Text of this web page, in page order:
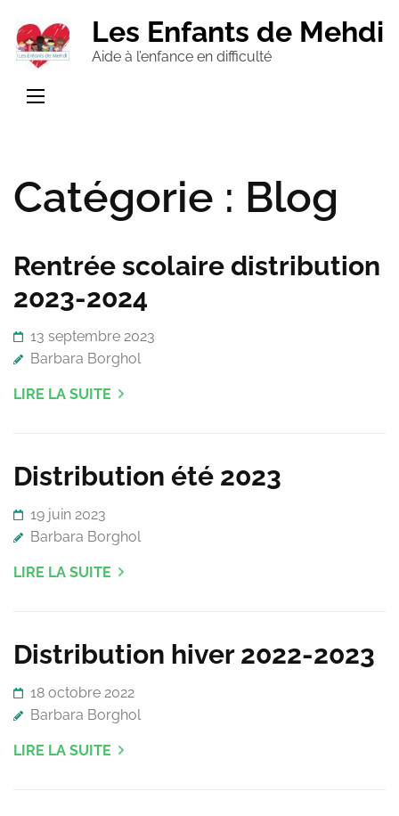
au
contenu
(Pressez
Les Enfants de Mehdi
Aide à l’enfance en difficulté
Catégorie : Blog
Rentrée scolaire distribution
2023-2024
13 septembre 2023
Barbara Borghol
LIRE LA SUITE
Distribution été 2023
19 juin 2023
Barbara Borghol
LIRE LA SUITE
Distribution hiver 2022-2023
18 octobre 2022
Barbara Borghol
LIRE LA SUITE